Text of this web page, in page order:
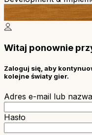
Witaj ponownie
Zaloguj się, aby
kolejne światy gier.
Adres e-mail lub
Hasło